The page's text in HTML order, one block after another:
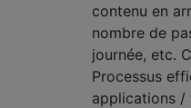
contenu en
nombre de
journée, etc.
Processus
applications /